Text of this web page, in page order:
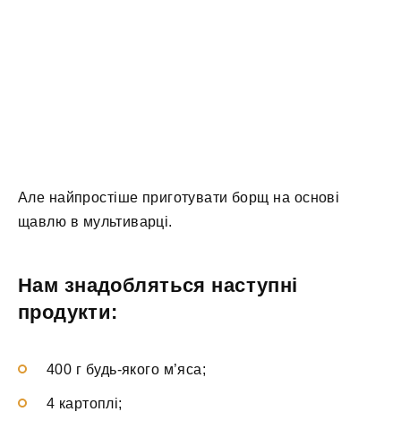
Але найпростіше приготувати борщ на основі
щавлю в мультиварці.
Нам знадобляться наступні
продукти:
400 г будь-якого м’яса;
4 картоплі;